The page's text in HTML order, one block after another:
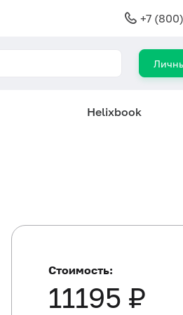
+7
Helixbook
Стоимость:
11195 ₽